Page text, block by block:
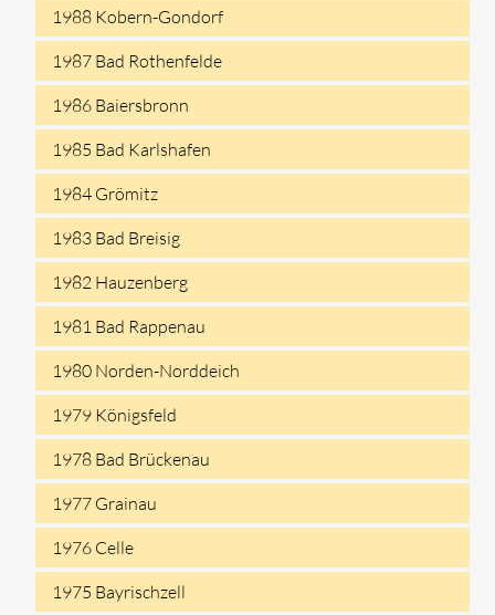
1988 Kobern-Gondorf
1987 Bad Rothenfelde
1986 Baiersbronn
1985 Bad Karlshafen
1984 Grömitz
1983 Bad Breisig
1982 Hauzenberg
1981 Bad Rappenau
1980 Norden-Norddeich
1979 Königsfeld
1978 Bad Brückenau
1977 Grainau
1976 Celle
1975 Bayrischzell